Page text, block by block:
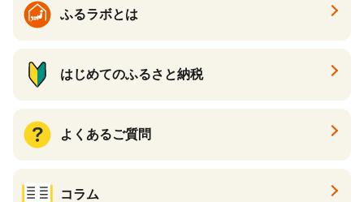
ふるラボとは
はじめてのふるさと納税
よくあるご質問
コラム